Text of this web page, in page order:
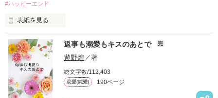
酔った勢いで一夜を共にしてしまった。
さらに、美桜が初めてだと知った哲平は
『責任をとる、結婚しよう』と真っ直ぐに告げてきた。
戸惑う美桜とは裏腹に、好きという気持ちを隠すことなく
甘やかしてくる。
そんなある日、哲平は美桜がストーカー被害に
遭っていることを知る。
美桜を守るため、哲平は同居を提案してきて――。
#ハッピーエンド
表紙を見る
おかしな噂を流されて前の職場でうまくいかなかった梅田美
桜は、海外で傷心旅行をしていたところ、日本人美青年と出会
い、酒の勢いもあり一夜限りの関係となる。
帰国後、美桜は新しい職場でワンナイトした美青年と再会。
なんと彼の正体は、とある財閥御曹司にも関わらず、一族を離
れて起業した新進気鋭の実業家、社内でも冷徹だと評判な社長
――御影恭司その人だったのだ――！
返事も溺愛もキスのあとで 完
遊野煌 ／著
総文字数/112,403
恋愛(純愛) 190ページ